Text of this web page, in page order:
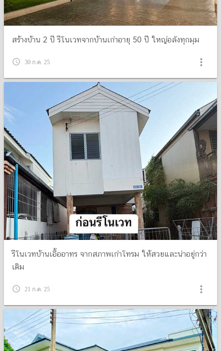
สร้างบ้าน 2 ปี รีโนเวทจากบ้านเก่าอายุ 50 ปี ใหญ่อลังทุกมุม
query_builder 30 ก.ค. 25 more_vert
รีโนเวทบ้านเอื้ออาทร จากสภาพเก่าโทรม ให้สวยและน่าอยู่กว่า
เดิม
query_builder 21 ก.ค. 25 more_vert